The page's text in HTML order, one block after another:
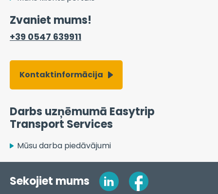
Zvaniet mums!
+39 0547 639911
Kontaktinformācija
Darbs uzņēmumā Easytrip
Transport Services
Mūsu darba piedāvājumi
Sekojiet mums